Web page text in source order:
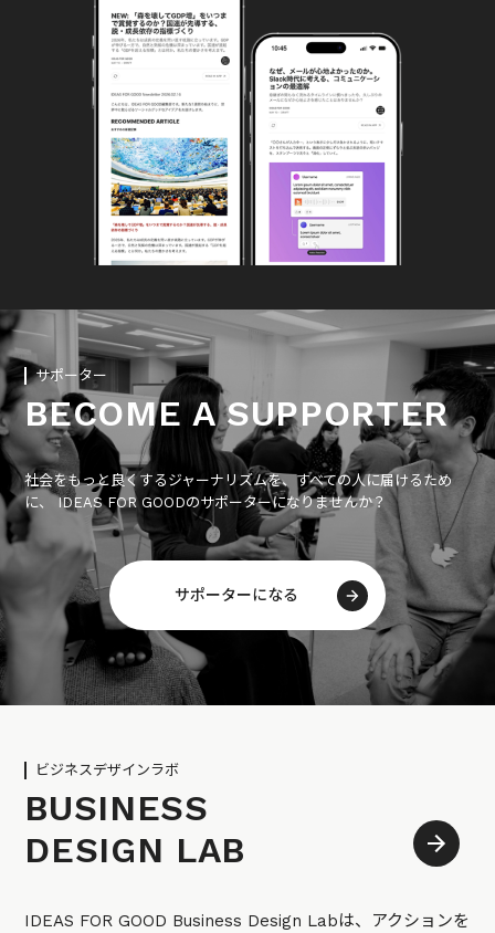
サポーター
BECOME A SUPPORTER
社会をもっと良くするジャーナリズムを、すべての人に届けるため
に、 IDEAS FOR GOODのサポーターになりませんか？
サポーターになる
ビジネスデザインラボ
BUSINESS
DESIGN LAB
IDEAS FOR GOOD Business Design Labは、アクションを